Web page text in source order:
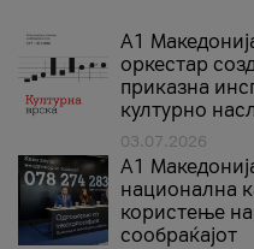
А1
оркестар
приказна
културно
03.07.2026
A1
национална
користење на
сообраќајот